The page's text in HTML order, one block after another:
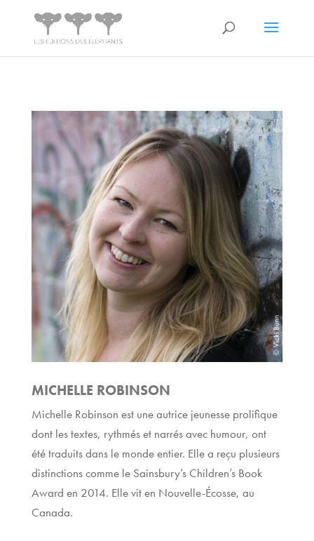
MICHELLE ROBINSON
Michelle Robinson est une autrice jeunesse prolifique
dont les textes, rythmés et narrés avec humour, ont
été traduits dans le monde entier. Elle a reçu plusieurs
distinctions comme le Sainsbury’s Children’s Book
Award en 2014. Elle vit en Nouvelle-Écosse, au
Canada.